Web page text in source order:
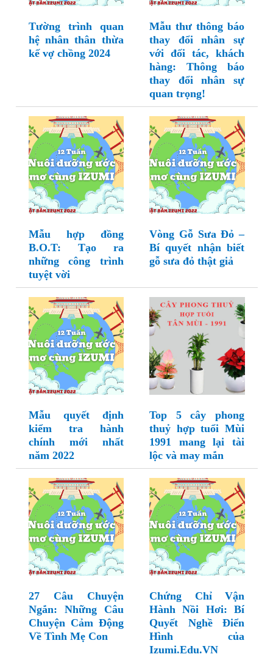
Tường trình quan
hệ nhân thân thừa
kế vợ chồng 2024
Mẫu thư thông báo
thay đổi nhân sự
với đối tác, khách
hàng: Thông báo
thay đổi nhân sự
quan trọng!
Mẫu hợp đồng
B.O.T: Tạo ra
những công trình
tuyệt vời
Vòng Gỗ Sưa Đỏ –
Bí quyết nhận biết
gỗ sưa đỏ thật giả
Mẫu quyết định
kiểm tra hành
chính mới nhất
năm 2022
Top 5 cây phong
thuỷ hợp tuổi Mùi
1991 mang lại tài
lộc và may mắn
27 Câu Chuyện
Ngắn: Những Câu
Chuyện Cảm Động
Về Tình Mẹ Con
Chứng Chỉ Vận
Hành Nồi Hơi: Bí
Quyết Nghề Điển
Hình của
Izumi.Edu.VN